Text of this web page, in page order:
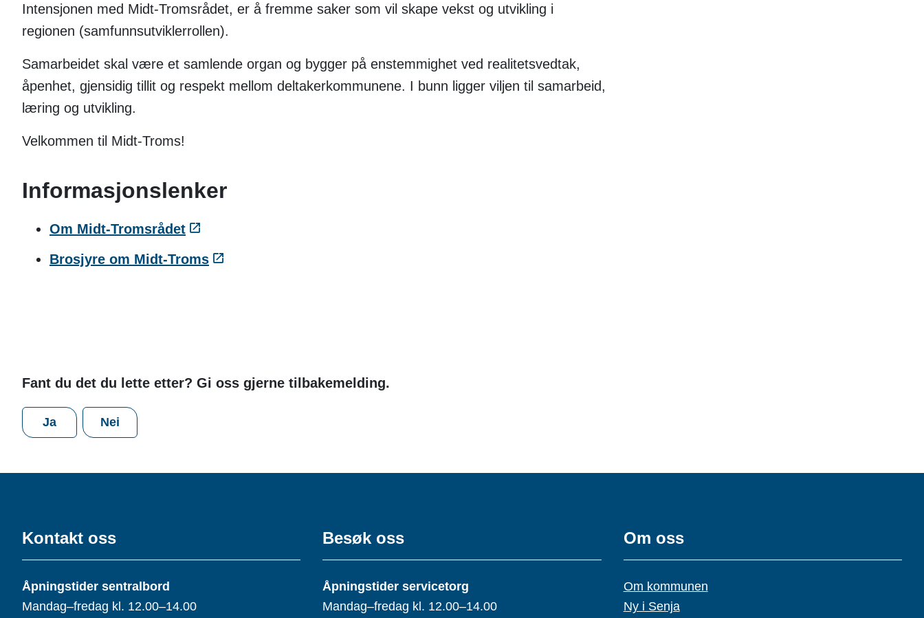
Intensjonen med Midt-Tromsrådet, er å fremme saker som vil skape vekst og utvikling i
regionen (samfunnsutviklerrollen).
Samarbeidet skal være et samlende organ og bygger på enstemmighet ved realitetsvedtak,
åpenhet, gjensidig tillit og respekt mellom deltakerkommunene. I bunn ligger viljen til samarbeid,
læring og utvikling.
Velkommen til Midt-Troms!
Informasjonslenker
Om Midt-Tromsrådet
Brosjyre om Midt-Troms
Fant du det du lette etter? Gi oss gjerne tilbakemelding.
Ja Nei
Kontakt oss
Åpningstider sentralbord
Mandag–fredag kl. 12.00–14.00
Besøk oss
Åpningstider servicetorg
Mandag–fredag kl. 12.00–14.00
Om oss
Om kommunen
Ny i Senja